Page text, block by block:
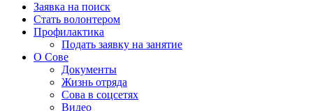
Заявка на поиск
Стать волонтером
Профилактика
Подать заявку на занятие
О Сове
Документы
Жизнь отряда
Сова в соцсетях
Видео